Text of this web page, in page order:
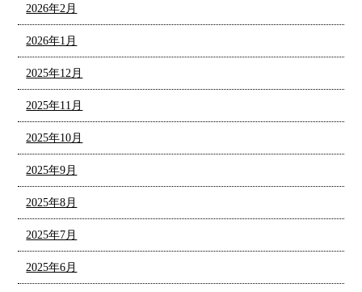
2026年2月
2026年1月
2025年12月
2025年11月
2025年10月
2025年9月
2025年8月
2025年7月
2025年6月